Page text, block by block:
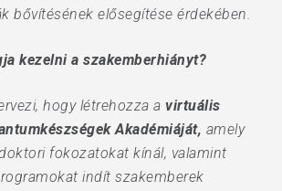
bővítésének elősegítése érdekében.
kezelni a szakemberhiányt?
hogy létrehozza avirtuális
Akadémiáját, amely
fokozatokat kínál, valamint
indít szakemberek